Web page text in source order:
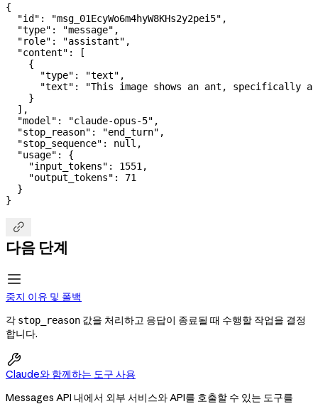
{
  "id"
: "msg_01EcyWo6m4hyW8KHs2y2pei5" ,
  "type"
: "message" ,
  "role"
: "assistant" ,
  "content"
: [
    {
      "type"
: "text" ,
      "text"
:
"This image shows an ant, specifically
    }
  ],
  "model"
: "claude-opus-5" ,
  "stop_reason"
: "end_turn" ,
  "stop_sequence"
: null ,
  "usage"
: {
    "input_tokens"
: 1551 ,
    "output_tokens"
: 71
  }
}

다음 단계
중지 이유 및 폴백
각 stop_reason 값을 처리하고 응답이 종료될 때 수행할 작업을 결정
합니다.

Claude와 함께하는 도구 사용
Messages API 내에서 외부 서비스와 API를 호출할 수 있는 도구를